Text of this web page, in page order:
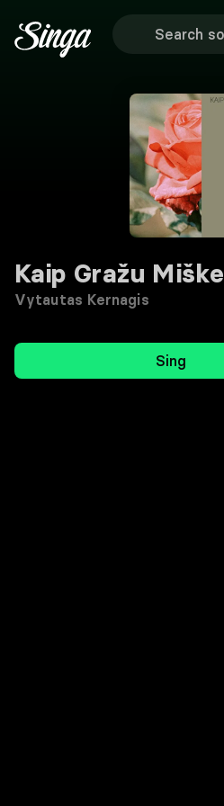
Kaip Gražu Miške
Vytautas Kernagis
Sing